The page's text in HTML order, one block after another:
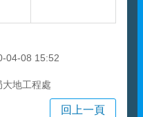
04-08 15:52
地工程處
回上一頁